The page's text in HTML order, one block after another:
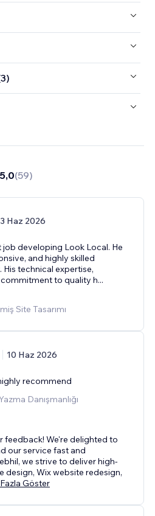
5,0(59)
Haz 2026
developing Look Local. He
and highly skilled
technical expertise,
to quality h...
Site Tasarımı
10 Haz 2026
recommend
Danışmanlığı
feedback! We're delighted to
our service fast and
we strive to deliver high-
design, Wix website redesign,
Göster